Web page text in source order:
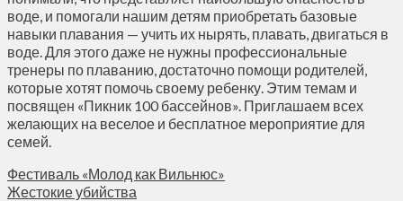
воде, и помогали нашим детям приобретать базовые
навыки плавания — учить их нырять, плавать, двигаться в
воде. Для этого даже не нужны профессиональные
тренеры по плаванию, достаточно помощи родителей,
которые хотят помочь своему ребенку. Этим темам и
посвящен «Пикник 100 бассейнов». Приглашаем всех
желающих на веселое и бесплатное мероприятие для
семей.
Фестиваль «Молод как Вильнюс»
Жестокие убийства